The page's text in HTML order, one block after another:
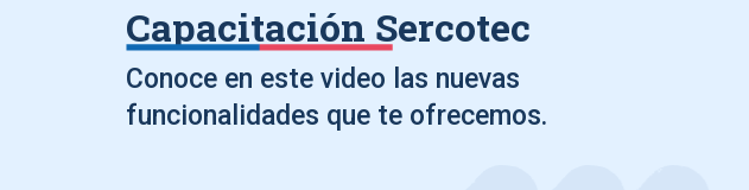
Capacitación Sercotec
Conoce en este video las nuevas
funcionalidades que te ofrecemos.